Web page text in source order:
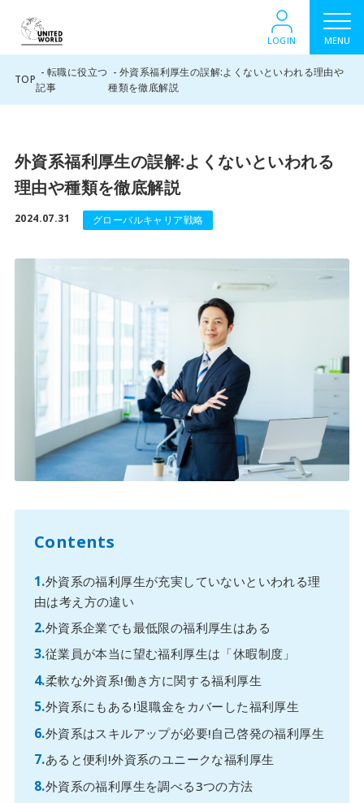
LOGIN MENU
TOP
転職に役立つ
記事
外資系福利厚生の誤解:よくないといわれる理由や
種類を徹底解説
外資系福利厚生の誤解:よくないといわれる
理由や種類を徹底解説
2024.07.31 グローバルキャリア戦略
Contents
外資系の福利厚生が充実していないといわれる理
由は考え方の違い
外資系企業でも最低限の福利厚生はある
従業員が本当に望む福利厚生は「休暇制度」
柔軟な外資系!働き方に関する福利厚生
外資系にもある!退職金をカバーした福利厚生
外資系はスキルアップが必要!自己啓発の福利厚生
あると便利!外資系のユニークな福利厚生
外資系の福利厚生を調べる3つの方法